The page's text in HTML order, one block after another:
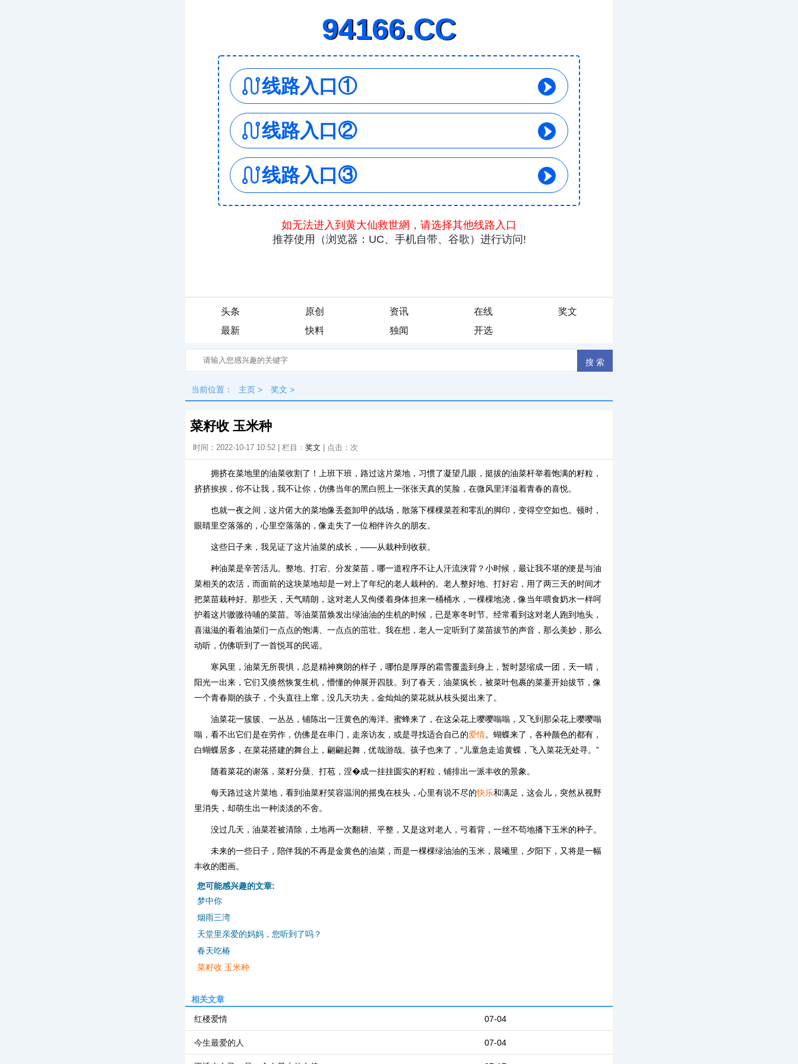
头条 原创 资讯 在线
奖文
最新
快料 独闻 开选
当前位置： 主页 > 奖文 >
菜籽收 玉米种
时间：2022-10-17 10:52 | 栏目： 奖文 | 点击： 次
拥挤在菜地里的油菜收割了！上班下班，路过这片菜地，习惯了凝望几眼，挺拔的油菜杆举着饱满的籽粒，
挤挤挨挨，你不让我，我不让你，仿佛当年的黑白照上一张张天真的笑脸，在微风里洋溢着青春的喜悦。
也就一夜之间，这片偌大的菜地像丢盔卸甲的战场，散落下棵棵菜茬和零乱的脚印，变得空空如也。顿时，
眼睛里空落落的，心里空落落的，像走失了一位相伴许久的朋友。
这些日子来，我见证了这片油菜的成长，——从栽种到收获。
种油菜是辛苦活儿。整地、打宕、分发菜苗，哪一道程序不让人汗流浃背？小时候，最让我不堪的便是与油
菜相关的农活，而面前的这块菜地却是一对上了年纪的老人栽种的。老人整好地、打好宕，用了两三天的时间才
把菜苗栽种好。那些天，天气晴朗，这对老人又佝偻着身体担来一桶桶水，一棵棵地浇，像当年喂食奶水一样呵
护着这片嗷嗷待哺的菜苗。等油菜苗焕发出绿油油的生机的时候，已是寒冬时节。经常看到这对老人跑到地头，
喜滋滋的看着油菜们一点点的饱满、一点点的茁壮。我在想，老人一定听到了菜苗拔节的声音，那么美妙，那么
动听，仿佛听到了一首悦耳的民谣。
寒风里，油菜无所畏惧，总是精神爽朗的样子，哪怕是厚厚的霜雪覆盖到身上，暂时瑟缩成一团，天一晴，
阳光一出来，它们又倏然恢复生机，懵懂的伸展开四肢。到了春天，油菜疯长，被菜叶包裹的菜薹开始拔节，像
一个青春期的孩子，个头直往上窜，没几天功夫，金灿灿的菜花就从枝头挺出来了。
油菜花一簇簇、一丛丛，铺陈出一汪黄色的海洋。蜜蜂来了，在这朵花上嘤嘤嗡嗡，又飞到那朵花上嘤嘤嗡
嗡，看不出它们是在劳作，仿佛是在串门，走亲访友，或是寻找适合自己的爱情。蝴蝶来了，各种颜色的都有，
白蝴蝶居多，在菜花搭建的舞台上，翩翩起舞，优哉游哉。孩子也来了，“儿童急走追黄蝶，飞入菜花无处寻。”
随着菜花的谢落，菜籽分蘖、打苞，涅�成一挂挂圆实的籽粒，铺排出一派丰收的景象。
每天路过这片菜地，看到油菜籽笑容温润的摇曳在枝头，心里有说不尽的快乐和满足，这会儿，突然从视野
里消失，却萌生出一种淡淡的不舍。
没过几天，油菜茬被清除，土地再一次翻耕、平整，又是这对老人，弓着背，一丝不苟地播下玉米的种子。
未来的一些日子，陪伴我的不再是金黄色的油菜，而是一棵棵绿油油的玉米，晨曦里，夕阳下，又将是一幅
丰收的图画。
您可能感兴趣的文章:
梦中你
烟雨三湾
天堂里亲爱的妈妈，您听到了吗？
春天吃椿
菜籽收 玉米种
相关文章
07-04
红楼爱情
07-04
今生最爱的人